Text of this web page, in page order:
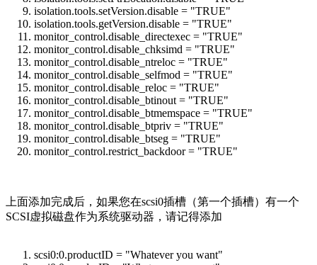
isolation.tools.setVersion.disable = "TRUE"
isolation.tools.getVersion.disable = "TRUE"
monitor_control.disable_directexec = "TRUE"
monitor_control.disable_chksimd = "TRUE"
monitor_control.disable_ntreloc = "TRUE"
monitor_control.disable_selfmod = "TRUE"
monitor_control.disable_reloc = "TRUE"
monitor_control.disable_btinout = "TRUE"
monitor_control.disable_btmemspace = "TRUE"
monitor_control.disable_btpriv = "TRUE"
monitor_control.disable_btseg = "TRUE"
monitor_control.restrict_backdoor = "TRUE"
上面添加完成后，如果您在scsi0插槽（第一个插槽）有一个
SCSI虚拟磁盘作为系统驱动器，请记得添加
scsi0:0.productID = "Whatever you want"